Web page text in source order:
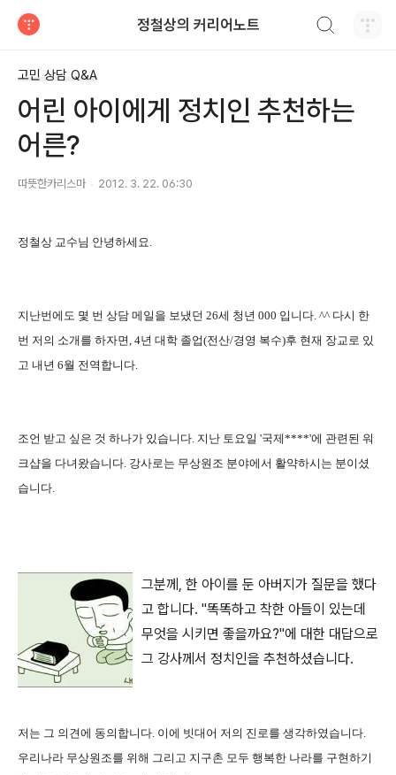
정철상의 커리어노트
고민 상담 Q&A
어린 아이에게 정치인 추천하는
어른?
따뜻한카리스마 2012. 3. 22. 06:30
정철상 교수님 안녕하세요.
지난번에도 몇 번 상담 메일을 보냈던 26세 청년 000 입니다. ^^ 다시 한
번 저의 소개를 하자면, 4년 대학 졸업(전산/경영 복수)후 현재 장교로 있
고 내년 6월 전역합니다.
조언 받고 싶은 것 하나가 있습니다. 지난 토요일 '국제****'에 관련된 워
크샵을 다녀왔습니다. 강사로는 무상원조 분야에서 활약하시는 분이셨
습니다.
그분께, 한 아이를 둔 아버지가 질문을 했다
고 합니다. "똑똑하고 착한 아들이 있는데
무엇을 시키면 좋을까요?"에 대한 대답으로
그 강사께서 정치인을 추천하셨습니다.
저는 그 의견에 동의합니다. 이에 빗대어 저의 진로를 생각하였습니다.
우리나라 무상원조를 위해 그리고 지구촌 모두 행복한 나라를 구현하기